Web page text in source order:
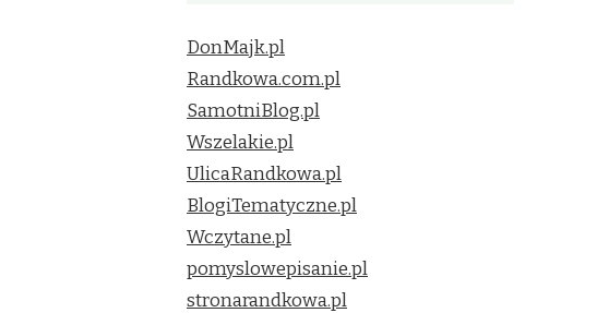
DonMajk.pl
Randkowa.com.pl
SamotniBlog.pl
Wszelakie.pl
UlicaRandkowa.pl
BlogiTematyczne.pl
Wczytane.pl
pomyslowepisanie.pl
stronarandkowa.pl